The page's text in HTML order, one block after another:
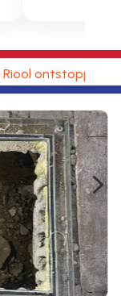
Riool ontstoppen
5